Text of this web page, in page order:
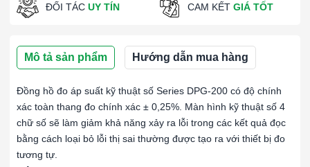
ĐỐI TÁC UY TÍN CAM KẾT GIÁ TỐT
Mô tả sản phẩm Hướng dẫn mua hàng
Đồng hồ đo áp suất kỹ thuật số Series DPG-200 có độ chính
xác toàn thang đo chính xác ± 0,25%. Màn hình kỹ thuật số 4
chữ số sẽ làm giảm khả năng xảy ra lỗi trong các kết quả đọc
bằng cách loại bỏ lỗi thị sai thường được tạo ra với thiết bị đo
tương tự.